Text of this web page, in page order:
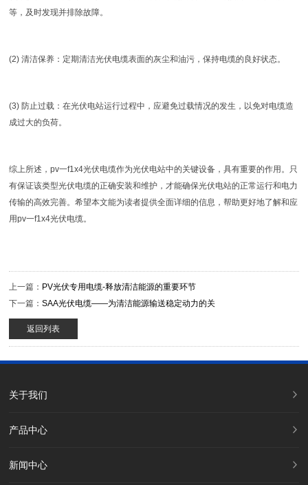
等，及时发现并排除故障。
(2) 清洁保养：定期清洁光伏电缆表面的灰尘和油污，保持电缆的良好状态。
(3) 防止过载：在光伏电站运行过程中，应避免过载情况的发生，以免对电缆造
成过大的负荷。
综上所述，pv一f1x4光伏电缆作为光伏电站中的关键设备，具有重要的作用。只
有保证该类型光伏电缆的正确安装和维护，才能确保光伏电站的正常运行和电力
传输的高效完善。希望本文能为读者提供全面详细的信息，帮助更好地了解和应
用pv一f1x4光伏电缆。
上一篇： PV光伏专用电缆-释放清洁能源的重要环节
下一篇：SAA光伏电缆——为清洁能源输送稳定动力的关
返回列表
关于我们
产品中心
新闻中心